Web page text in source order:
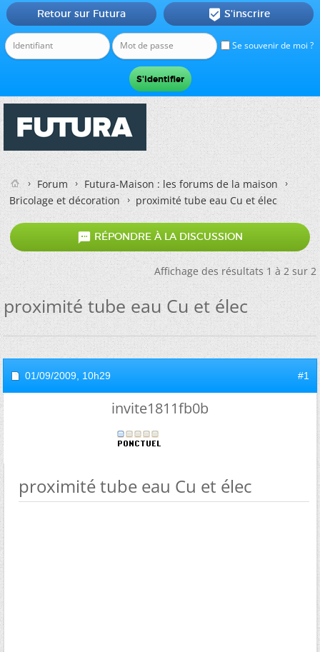
Se souvenir de moi ?
Retour sur Futura  S'inscrire
Forum
Futura-Maison : les forums de la maison
Bricolage et décoration
proximité tube eau Cu et élec
 RÉPONDRE À LA DISCUSSION
Affichage des résultats 1 à 2 sur 2
proximité tube eau Cu et élec
01/09/2009, 10h29 #1
invite1811fb0b
proximité tube eau Cu et élec